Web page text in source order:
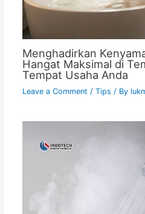
Menghadirkan
Hangat Maksimal di
Tempat Usaha Anda
Leave a Comment / Tips / By